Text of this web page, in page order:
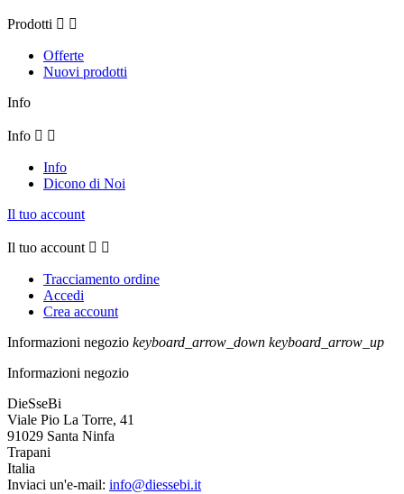
Prodotti  
Offerte
Nuovi prodotti
Info
Info  
Info
Dicono di Noi
Il tuo account
Il tuo account  
Tracciamento ordine
Accedi
Crea account
Informazioni negozio keyboard_arrow_down keyboard_arrow_up
Informazioni negozio
DieSseBi
Viale Pio La Torre, 41
91029 Santa Ninfa
Trapani
Italia
Inviaci un'e-mail: info@diessebi.it